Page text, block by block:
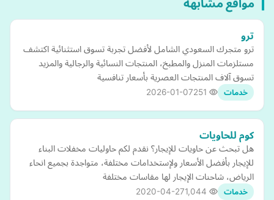
مواقع مشابهة
ترو
ترو متجرك السعودي الشامل لأفضل تجربة تسوق استثنائية اكتشف
مستلزمات المنزل والمطبخ، المنتجات النسائية والرجالية والمزيد
تسوق آلاف المنتجات العصرية بأسعار تنافسية
خدمات 2026-01-07
كوم للحاويات
هل تبحث عن حاويات للإيجار؟ نقدم لكم حاوليات مخفلات البناء
للإيجار بأفضل الأسعار ولإستخدامات مختلفة، متواجدة بجميع انحاء
الرياض، شاحنات الإيجار لها مقاسات مختلفة
خدمات 2020-04-27